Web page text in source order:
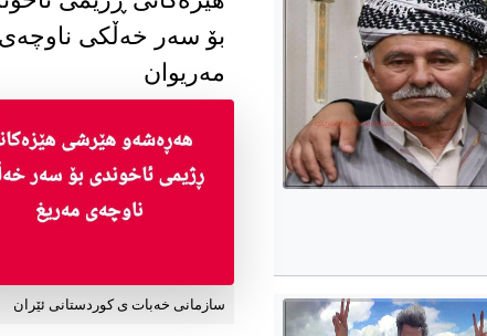
بۆ سەر خەڵکی
مەریوان
سازمانی خەبات ی کوردستانی ئێران